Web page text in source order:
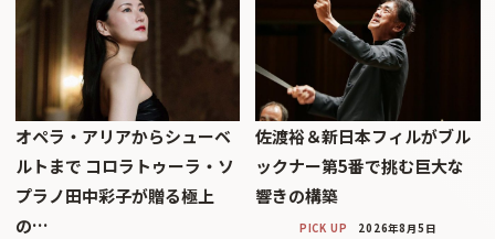
オペラ・アリアからシューベ
ルトまで コロラトゥーラ・ソ
プラノ田中彩子が贈る極上
の…
佐渡裕＆新日本フィルがブル
ックナー第5番で挑む巨大な
響きの構築
PICK UP 2026年8月5日